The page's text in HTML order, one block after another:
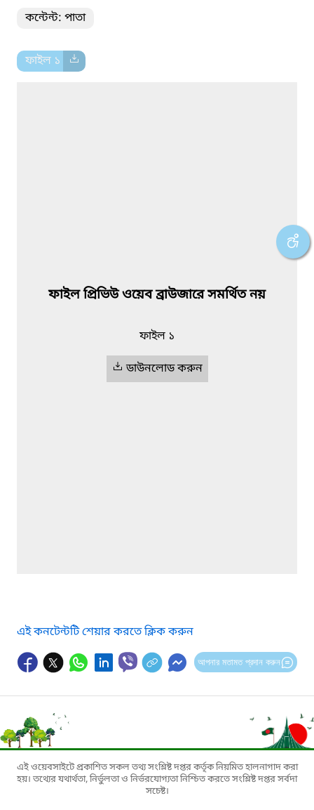
কন্টেন্ট: পাতা
ফাইল ১
ফাইল প্রিভিউ ওয়েব ব্রাউজারে সমর্থিত নয়
ফাইল ১
ডাউনলোড করুন
এই কনটেন্টটি শেয়ার করতে ক্লিক করুন
আপনার মতামত প্রদান করুন
এই ওয়েবসাইটে প্রকাশিত সকল তথ্য সংশ্লিষ্ট দপ্তর কর্তৃক নিয়মিত হালনাগাদ করা
হয়। তথ্যের যথার্থতা, নির্ভুলতা ও নির্ভরযোগ্যতা নিশ্চিত করতে সংশ্লিষ্ট দপ্তর সর্বদা
সচেষ্ট।